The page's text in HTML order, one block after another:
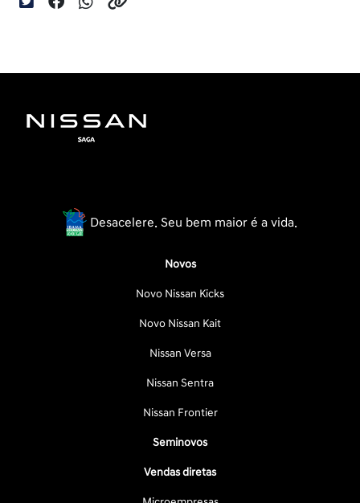
Desacelere. Seu bem maior é a vida.
Novos
Novo Nissan Kicks
Novo Nissan Kait
Nissan Versa
Nissan Sentra
Nissan Frontier
Seminovos
Vendas diretas